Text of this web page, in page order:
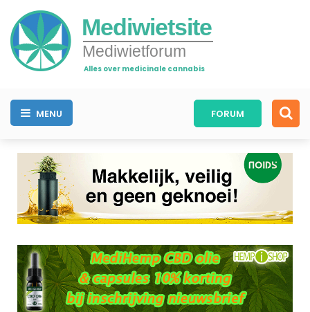
Mediwietsite
Mediwietforum
Alles over medicinale cannabis
MENU FORUM